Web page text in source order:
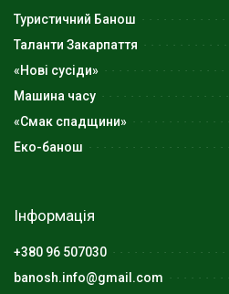
Туристичний Банош
Таланти Закарпаття
«Нові сусіди»
Машина часу
«Смак спадщини»
Еко-банош
Інформація
+380 96 507030
banosh.info@gmail.com